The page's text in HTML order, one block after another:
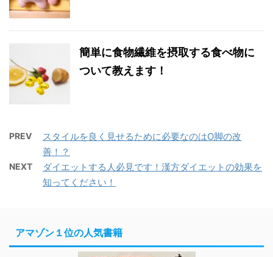
簡単に食物繊維を摂取する食べ物に
ついて教えます！
PREV
スタイルを良く見せるために必要なのはO脚の改
善！？
NEXT
ダイエットする人必見です！漢方ダイエットの効果を
知ってください！
アマゾン１位の人気書籍